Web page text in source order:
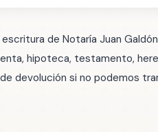
de Notaría Juan
hipoteca, testamento,
devolución si no podemos